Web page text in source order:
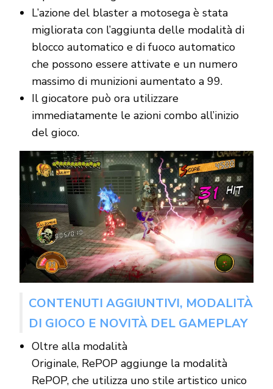
L’azione del blaster a motosega è stata
migliorata con l’aggiunta delle modalità di
blocco automatico e di fuoco automatico
che possono essere attivate e un numero
massimo di munizioni aumentato a 99.
Il giocatore può ora utilizzare
immediatamente le azioni combo all’inizio
del gioco.
CONTENUTI AGGIUNTIVI, MODALITÀ
DI GIOCO E NOVITÀ DEL GAMEPLAY
Oltre alla modalità
Originale, RePOP aggiunge la modalità
RePOP, che utilizza uno stile artistico unico